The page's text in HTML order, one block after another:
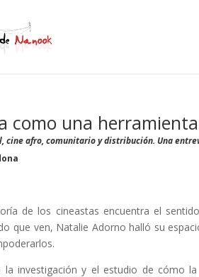
como una
cine afro, comunitario y distribución. Una
de los cineastas encuentra el
que ven, Natalie Adorno halló su
investigación y el estudio de cómo